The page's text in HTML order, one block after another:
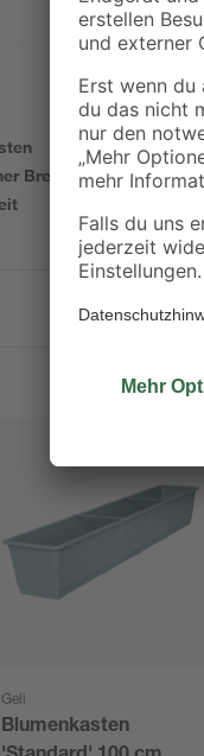
Breite von 4,5 - 7,5 cm
Geli
Blumenkasten